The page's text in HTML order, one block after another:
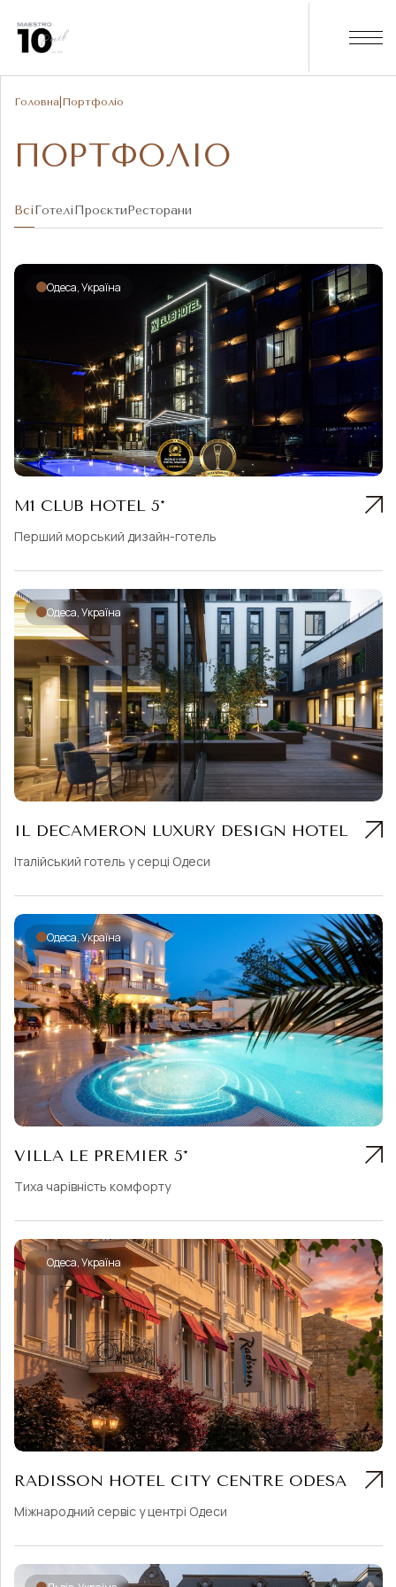
Головна Портфоліо
ПОРТФОЛІО
ВсіГотеліПроєктиРесторани
Одеса, Україна
М1 CLUB HOTEL 5*
Перший морський дизайн-готель
Одеса, Україна
IL DECAMERON LUXURY DESIGN HOTEL
Італійський готель у серці Одеси
Одеса, Україна
VILLA LE PREMIER 5*
Тиха чарівність комфорту
Одеса, Україна
RADISSON HOTEL CITY CENTRE ODESA
Міжнародний сервіс у центрі Одеси